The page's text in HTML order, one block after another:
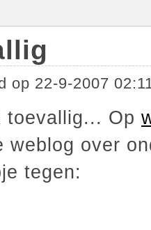
op 22-9-2007
toevallig... Op
weblog over
tegen: